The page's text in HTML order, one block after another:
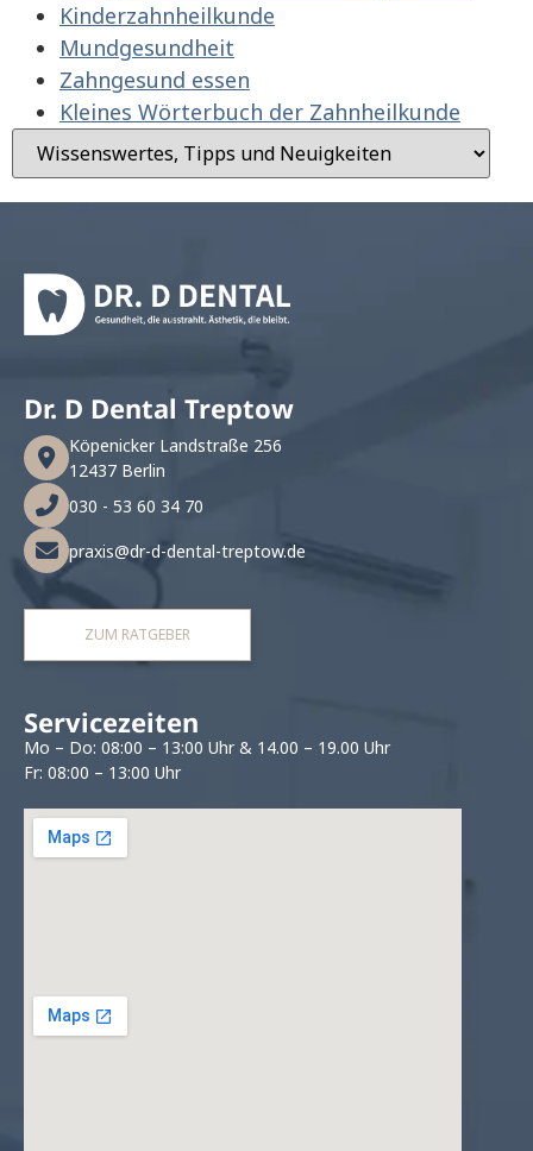
Kinderzahnheilkunde
Mundgesundheit
Zahngesund essen
Kleines Wörterbuch der Zahnheilkunde
Dr. D Dental Treptow
Köpenicker Landstraße 256
12437 Berlin
030 - 53 60 34 70
praxis@dr-d-dental-treptow.de
ZUM RATGEBER
Servicezeiten
Mo – Do: 08:00 – 13:00 Uhr & 14.00 – 19.00 Uhr
Fr: 08:00 – 13:00 Uhr